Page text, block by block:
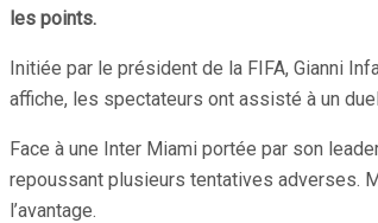
les points.
Initiée par le président de la FIFA, Gianni
affiche, les spectateurs ont assisté à un
Face à une Inter Miami portée par son
repoussant plusieurs tentatives adverses.
l’avantage.